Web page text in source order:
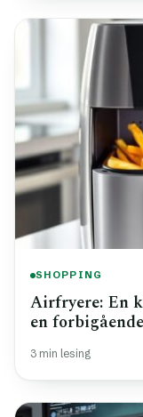
SHOPPING
Airfryere: En
en
3 min lesing